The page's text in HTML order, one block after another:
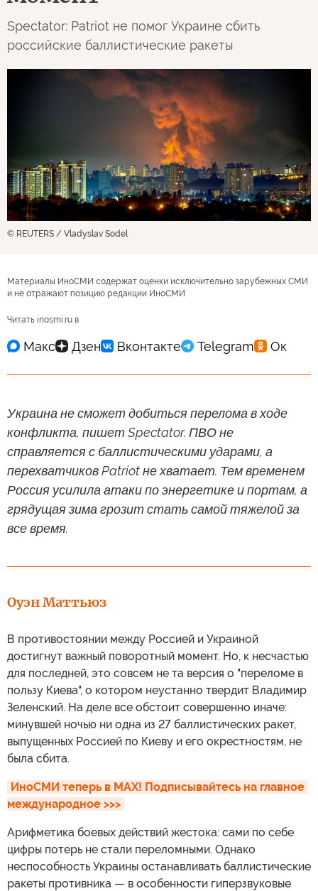
Spectator: Patriot не помог Украине сбить
российские баллистические ракеты
© REUTERS / Vladyslav Sodel
Материалы ИноСМИ содержат оценки исключительно зарубежных СМИ
и не отражают позицию редакции ИноСМИ
Читать inosmi.ru в
Украина не сможет добиться перелома в ходе
конфликта, пишет Spectator. ПВО не
справляется с баллистическими ударами, а
перехватчиков Patriot не хватает. Тем временем
Россия усилила атаки по энергетике и портам, а
грядущая зима грозит стать самой тяжелой за
все время.
Оуэн Маттьюз
В противостоянии между Россией и Украиной
достигнут важный поворотный момент. Но, к несчастью
для последней, это совсем не та версия о "переломе в
пользу Киева", о котором неустанно твердит Владимир
Зеленский. На деле все обстоит совершенно иначе:
минувшей ночью ни одна из 27 баллистических ракет,
выпущенных Россией по Киеву и его окрестностям, не
была сбита.
ИноСМИ теперь в MAX! Подписывайтесь на главное
международное >>>
Арифметика боевых действий жестока: сами по себе
цифры потерь не стали переломными. Однако
неспособность Украины останавливать баллистические
ракеты противника — в особенности гиперзвуковые